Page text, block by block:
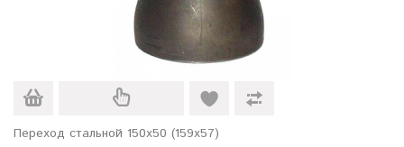
Переход стальной 150х50 (159х57)